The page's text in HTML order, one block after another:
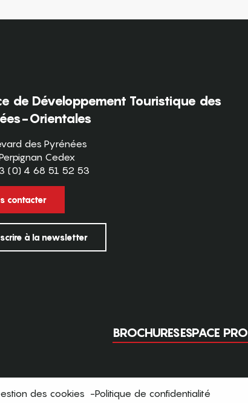
de Développement Touristique des
Orientales
des Pyrénées
Cedex
(0) 4 68 51 52 53
contacter
à la newsletter
BROCHURESESPACE PRO
des cookies Politique de confidentialité